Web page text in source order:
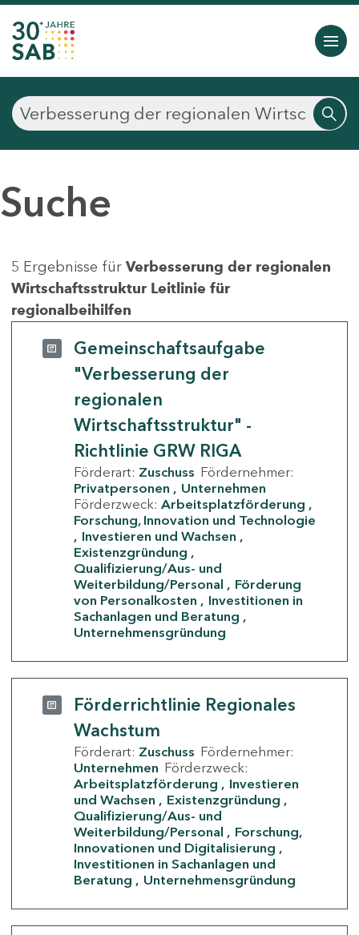
Suche
5 Ergebnisse für Verbesserung der regionalen
Wirtschaftsstruktur Leitlinie für
regionalbeihilfen
Gemeinschaftsaufgabe
"Verbesserung der
regionalen
Wirtschaftsstruktur" -
Richtlinie GRW RIGA
Förderart: Zuschuss Fördernehmer:
Privatpersonen
Unternehmen
Förderzweck: Arbeitsplatzförderung
Forschung, Innovation und Technologie
Investieren und Wachsen
Existenzgründung
Qualifizierung/Aus- und
Weiterbildung/Personal
Förderung
von Personalkosten
Investitionen in
Sachanlagen und Beratung
Unternehmensgründung
Förderrichtlinie Regionales
Wachstum
Förderart: Zuschuss Fördernehmer:
Unternehmen Förderzweck:
Arbeitsplatzförderung
Investieren
und Wachsen
Existenzgründung
Qualifizierung/Aus- und
Weiterbildung/Personal
Forschung,
Innovationen und Digitalisierung
Investitionen in Sachanlagen und
Beratung
Unternehmensgründung